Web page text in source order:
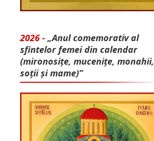
2026 - „Anul comemorativ al
sfintelor femei din calendar
(mironosițe, mu­cenițe, monahii,
soții și mame)”